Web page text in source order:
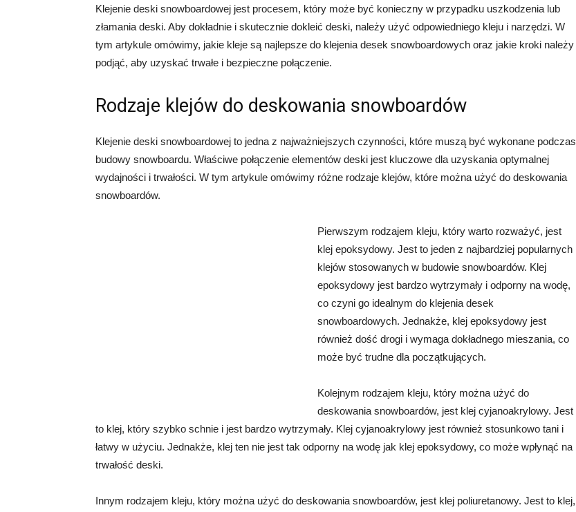
Klejenie deski snowboardowej jest procesem, który może być konieczny w przypadku uszkodzenia lub
złamania deski. Aby dokładnie i skutecznie dokleić deski, należy użyć odpowiedniego kleju i narzędzi. W
tym artykule omówimy, jakie kleje są najlepsze do klejenia desek snowboardowych oraz jakie kroki należy
podjąć, aby uzyskać trwałe i bezpieczne połączenie.
Rodzaje klejów do deskowania snowboardów
Klejenie deski snowboardowej to jedna z najważniejszych czynności, które muszą być wykonane podczas
budowy snowboardu. Właściwe połączenie elementów deski jest kluczowe dla uzyskania optymalnej
wydajności i trwałości. W tym artykule omówimy różne rodzaje klejów, które można użyć do deskowania
snowboardów.
Pierwszym rodzajem kleju, który warto rozważyć, jest
klej epoksydowy. Jest to jeden z najbardziej popularnych
klejów stosowanych w budowie snowboardów. Klej
epoksydowy jest bardzo wytrzymały i odporny na wodę,
co czyni go idealnym do klejenia desek
snowboardowych. Jednakże, klej epoksydowy jest
również dość drogi i wymaga dokładnego mieszania, co
może być trudne dla początkujących.
Kolejnym rodzajem kleju, który można użyć do
deskowania snowboardów, jest klej cyjanoakrylowy. Jest
to klej, który szybko schnie i jest bardzo wytrzymały. Klej cyjanoakrylowy jest również stosunkowo tani i
łatwy w użyciu. Jednakże, klej ten nie jest tak odporny na wodę jak klej epoksydowy, co może wpłynąć na
trwałość deski.
Innym rodzajem kleju, który można użyć do deskowania snowboardów, jest klej poliuretanowy. Jest to klej,